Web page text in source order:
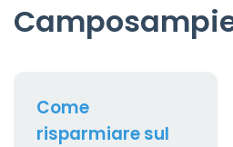
Come
risparmiare sul